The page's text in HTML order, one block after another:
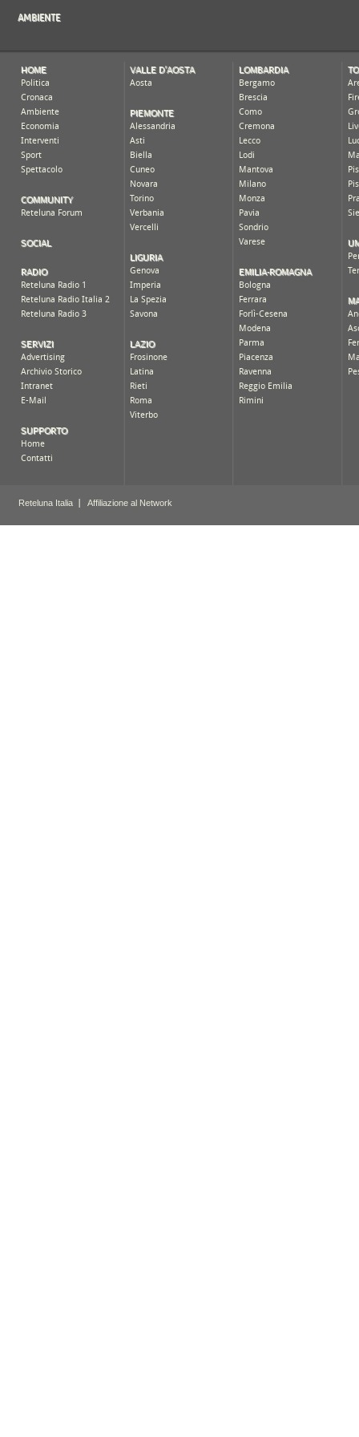
AMBIENTE
HOME
Politica
Cronaca
Ambiente
Economia
Interventi
Sport
Spettacolo
COMMUNITY
Reteluna Forum
SOCIAL
RADIO
Reteluna Radio 1
Reteluna Radio Italia 2
Reteluna Radio 3
SERVIZI
Advertising
Archivio Storico
Intranet
E-Mail
SUPPORTO
Home
Contatti
VALLE D'AOSTA
Aosta
PIEMONTE
Alessandria
Asti
Biella
Cuneo
Novara
Torino
Verbania
Vercelli
LIGURIA
Genova
Imperia
La Spezia
Savona
LAZIO
Frosinone
Latina
Rieti
Roma
Viterbo
LOMBARDIA
Bergamo
Brescia
Como
Cremona
Lecco
Lodi
Mantova
Milano
Monza
Pavia
Sondrio
Varese
EMILIA-ROMAGNA
Bologna
Ferrara
Forlì-Cesena
Modena
Parma
Piacenza
Ravenna
Reggio Emilia
Rimini
Reteluna Italia Affiliazione al Network